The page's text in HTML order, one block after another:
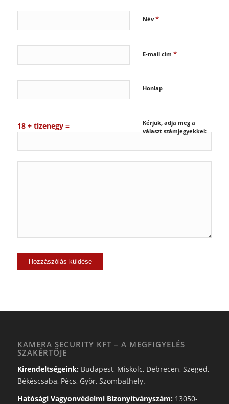
Név *
E-mail cím *
Honlap
Kérjük, adja meg a
választ számjegyekkel:
18 + tizenegy =
KAMERA SECURITY KFT – A MEGFIGYELÉS
SZAKÉRTŐJE
Kirendeltségeink:Budapest, Miskolc, Debrecen, Szeged,
Békéscsaba, Pécs, Győr, Szombathely.
Hatósági Vagyonvédelmi Bizonyítványszám:13050-